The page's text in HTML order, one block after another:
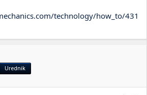
technology/how_to/431
Urednik